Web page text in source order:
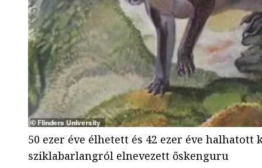
50 ezer éve élhetett és 42 ezer éve halhatott
sziklabarlangról elnevezett őskenguru